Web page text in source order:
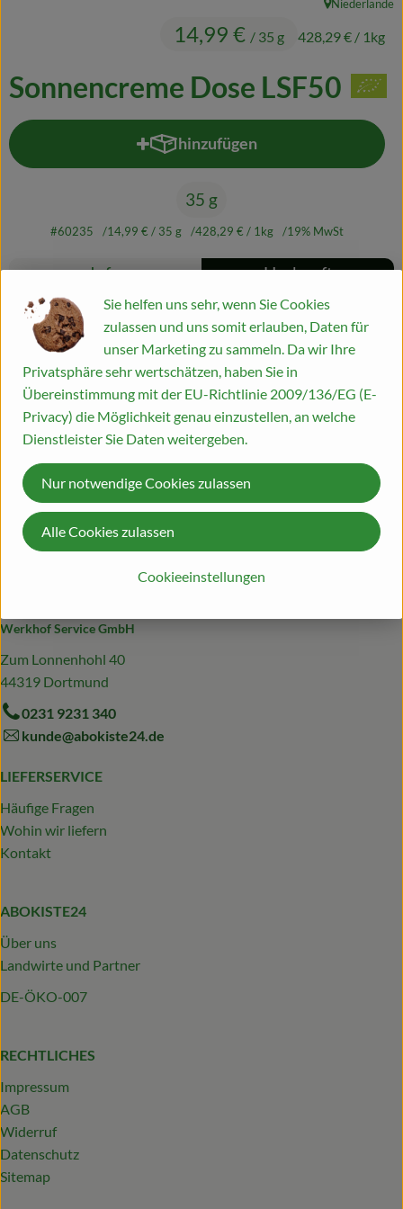
Getränke
Kosmetik & Drogerie
Angebote & Neues
So geht's
Über uns
Veranstaltungen
Blog
Sonnencreme Dose LSF50
14,99 € / 35 g 428,29 € / 1kg
, Herkunft:
Niederlande
hinzufügen
Produkt zum Warenkorb
35 g
#60235 14,99 € / 35 g 428,29 € / 1kg 19% MwSt
Rezepte
Info Herkunft
Entdecke passende RezepteEs wurden
Info
Produktinformationen
Herkunft
Hersteller: We love the planet
Werkhof Service GmbH
Zum Lonnenhohl 40
44319 Dortmund
0231 9231 340
kunde@abokiste24.de
LIEFERSERVICE
Häufige Fragen
Wohin wir liefern
Kontakt
ABOKISTE24
Über uns
Landwirte und Partner
DE-ÖKO-007
RECHTLICHES
Impressum
AGB
Widerruf
Datenschutz
Sitemap
Sie helfen uns sehr, wenn Sie Cookies
zulassen und uns somit erlauben, Daten für
unser Marketing zu sammeln. Da wir Ihre
Privatsphäre sehr wertschätzen, haben Sie in
Übereinstimmung mit der EU-Richtlinie 2009/136/EG (E-
Privacy) die Möglichkeit genau einzustellen, an welche
Dienstleister Sie Daten weitergeben.
Cookieeinstellungen
Nur notwendige Cookies zulassen
Alle Cookies zulassen